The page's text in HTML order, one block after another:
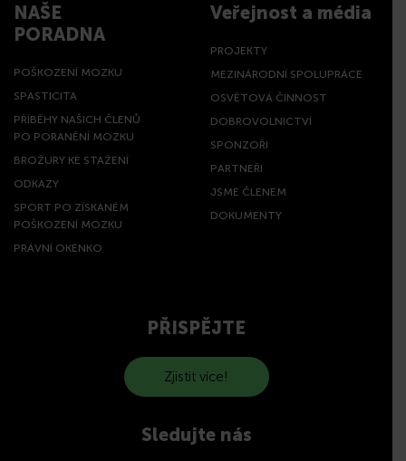
NAŠE
PORADNA
POŠKOZENÍ MOZKU
SPASTICITA
PŘÍBĚHY NAŠICH ČLENŮ
PO PORANĚNÍ MOZKU
BROŽURY KE STAŽENÍ
ODKAZY
SPORT PO ZÍSKANÉM
POŠKOZENÍ MOZKU
PRÁVNÍ OKÉNKO
Veřejnost a média
PROJEKTY
MEZINÁRODNÍ SPOLUPRÁCE
OSVĚTOVÁ ČINNOST
DOBROVOLNICTVÍ
SPONZOŘI
PARTNEŘI
JSME ČLENEM
DOKUMENTY
PŘISPĚJTE
Zjistit více!
Sledujte nás